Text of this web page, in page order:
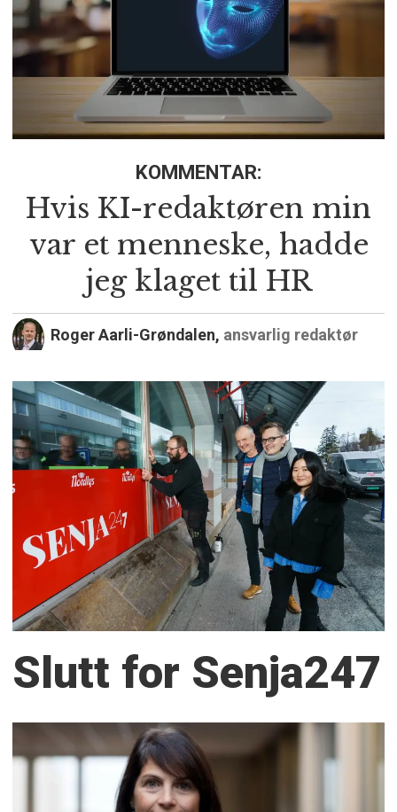
KOMMENTAR:
Hvis KI-redaktøren min
var et menneske, hadde
jeg klaget til HR
Roger Aarli-Grøndalen, ansvarlig redaktør
Slutt for Senja247